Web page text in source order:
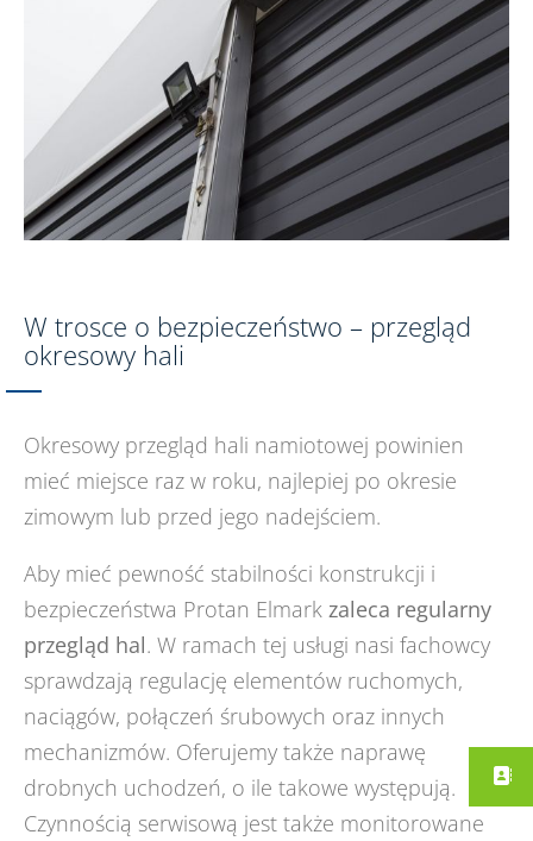
W trosce o bezpieczeństwo – przegląd
okresowy hali
Okresowy przegląd hali namiotowej powinien
mieć miejsce raz w roku, najlepiej po okresie
zimowym lub przed jego nadejściem.
Aby mieć pewność stabilności konstrukcji i
bezpieczeństwa Protan Elmark zaleca regularny
przegląd hal. W ramach tej usługi nasi fachowcy
sprawdzają regulację elementów ruchomych,
naciągów, połączeń śrubowych oraz innych
mechanizmów. Oferujemy także naprawę
drobnych uchodzeń, o ile takowe występują.
Czynnością serwisową jest także monitorowane